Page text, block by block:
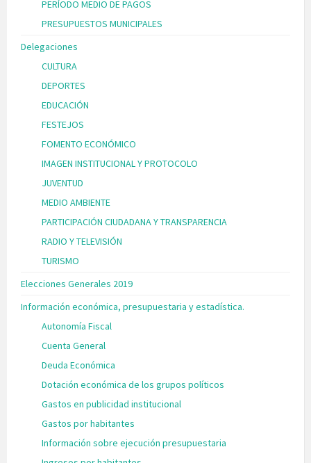
PERÍODO MEDIO DE PAGOS
PRESUPUESTOS MUNICIPALES
Delegaciones
CULTURA
DEPORTES
EDUCACIÓN
FESTEJOS
FOMENTO ECONÓMICO
IMAGEN INSTITUCIONAL Y PROTOCOLO
JUVENTUD
MEDIO AMBIENTE
PARTICIPACIÓN CIUDADANA Y TRANSPARENCIA
RADIO Y TELEVISIÓN
TURISMO
Elecciones Generales 2019
Información económica, presupuestaria y estadística.
Autonomía Fiscal
Cuenta General
Deuda Económica
Dotación económica de los grupos políticos
Gastos en publicidad institucional
Gastos por habitantes
Información sobre ejecución presupuestaria